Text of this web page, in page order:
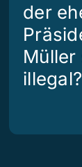
der
Müller
illegal?